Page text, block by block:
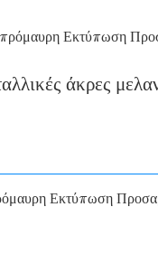
άκρες